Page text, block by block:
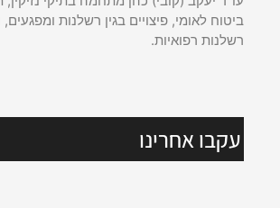
ביטוח לאומי, פיצויים בגין רשלנות ומפגעים,
רשלנות רפואיות.
עקבו אחרינו